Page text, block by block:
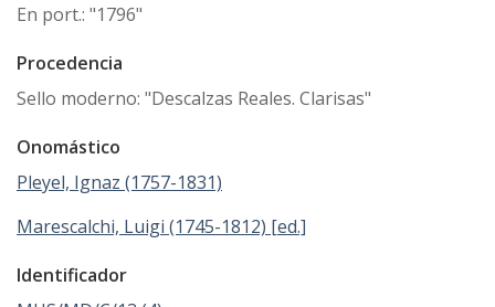
En port.: "1796"
Procedencia
Sello moderno: "Descalzas Reales. Clarisas"
Onomástico
Pleyel, Ignaz (1757-1831)
Marescalchi, Luigi (1745-1812) [ed.]
Identificador